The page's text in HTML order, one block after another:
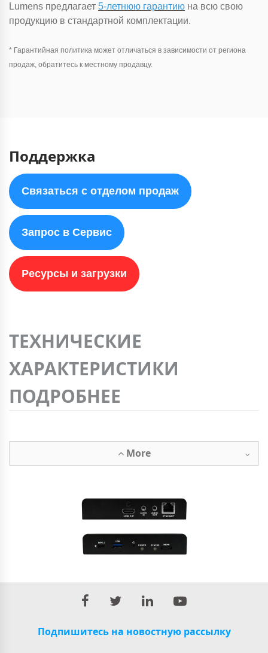
Lumens предлагает 5-летнюю гарантию на всю свою
продукцию в стандартной комплектации.
* Гарантийная политика может отличаться в зависимости от региона
продаж, обратитесь к местному продавцу.
Поддержка
Связаться с отделом продаж
Запрос в Сервис
Ресурсы и загрузки
ТЕХНИЧЕСКИЕ
ХАРАКТЕРИСТИКИ
ПОДРОБНЕЕ
More
Подпишитесь на новостную рассылку